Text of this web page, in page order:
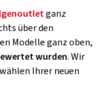
ganz
über den
Modelle ganz oben,
wurden. Wir
Ihrer neuen